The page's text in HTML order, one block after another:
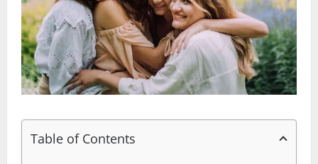
Table of Contents